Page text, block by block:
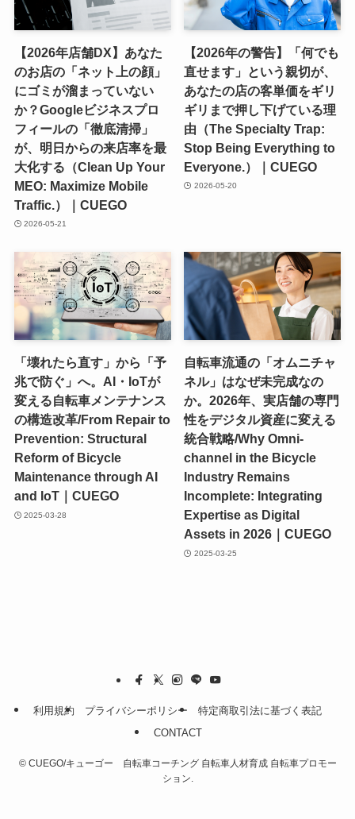
【2026年店舗DX】あなた
のお店の「ネット上の顔」
にゴミが溜まっていない
か？Googleビジネスプロ
フィールの「徹底清掃」
が、明日からの来店率を最
大化する（Clean Up Your
MEO: Maximize Mobile
Traffic.）｜CUEGO
2026-05-21
【2026年の警告】「何でも
直せます」という親切が、
あなたの店の客単価をギリ
ギリまで押し下げている理
由（The Specialty Trap:
Stop Being Everything to
Everyone.）｜CUEGO
2026-05-20
「壊れたら直す」から「予
兆で防ぐ」へ。AI・IoTが
変える自転車メンテナンス
の構造改革/From Repair to
Prevention: Structural
Reform of Bicycle
Maintenance through AI
and IoT｜CUEGO
2025-03-28
自転車流通の「オムニチャ
ネル」はなぜ未完成なの
か。2026年、実店舗の専門
性をデジタル資産に変える
統合戦略/Why Omni-
channel in the Bicycle
Industry Remains
Incomplete: Integrating
Expertise as Digital
Assets in 2026｜CUEGO
2025-03-25
利用規約 プライバシーポリシー
特定商取引法に基づく表記
CONTACT
©CUEGO/キューゴー 自転車コーチング 自転車人材育成 自転車プロモー
ション.